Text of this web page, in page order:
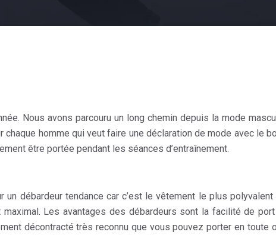
Nous avons parcouru un long chemin depuis la mode
homme qui veut faire une déclaration de mode avec le
être portée pendant les séances d’entraînement.
débardeur tendance car c’est le vêtement le plus
Les avantages des débardeurs sont la facilité de
décontracté très reconnu que vous pouvez porter en toute